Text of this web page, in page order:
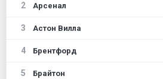
2 Арсенал
3 Астон Вилла
4 Брентфорд
5 Брайтон